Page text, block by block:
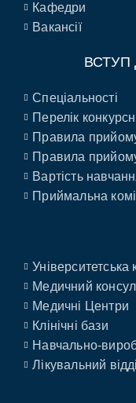
Кафедри
Вакансії
ВСТУП
Спеціальності
Перелік
Правила
Правила
Вартість
Приймальна
Університетська
Медичний
Медичні Центри
Клінічні бази
Навчально-
Лікувальний